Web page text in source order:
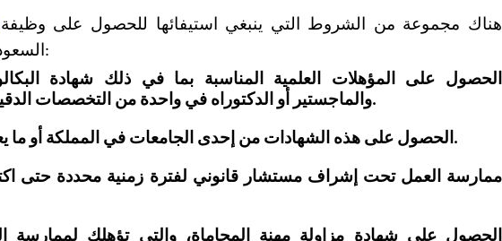
هناك مجموعة من الشروط التي ينبغي استيفائها للحصول على وظيفة
السعودية، وهي على النحو التالي:
والماجستير أو الدكتوراه في واحدة من التخصصات الدقيقة ذات الصلة بهذا المجال.
2. الحصول على هذه الشهادات من إحدى الجامعات في المملكة أو ما يعادلها من خارج المملكة.